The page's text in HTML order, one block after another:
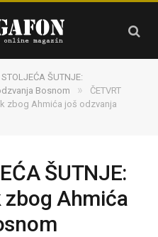
STOLJEĆA ŠUTNJE:
Bosnom
»
ČETVRT
zbog Ahmića još odzvanja
ŠUTNJE:
Ahmića